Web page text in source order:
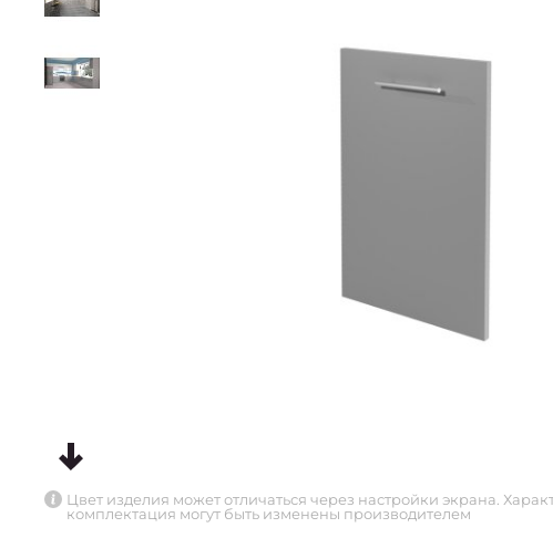
Цвет изделия может отличаться через настройки экрана.
комплектация могут быть изменены производителем